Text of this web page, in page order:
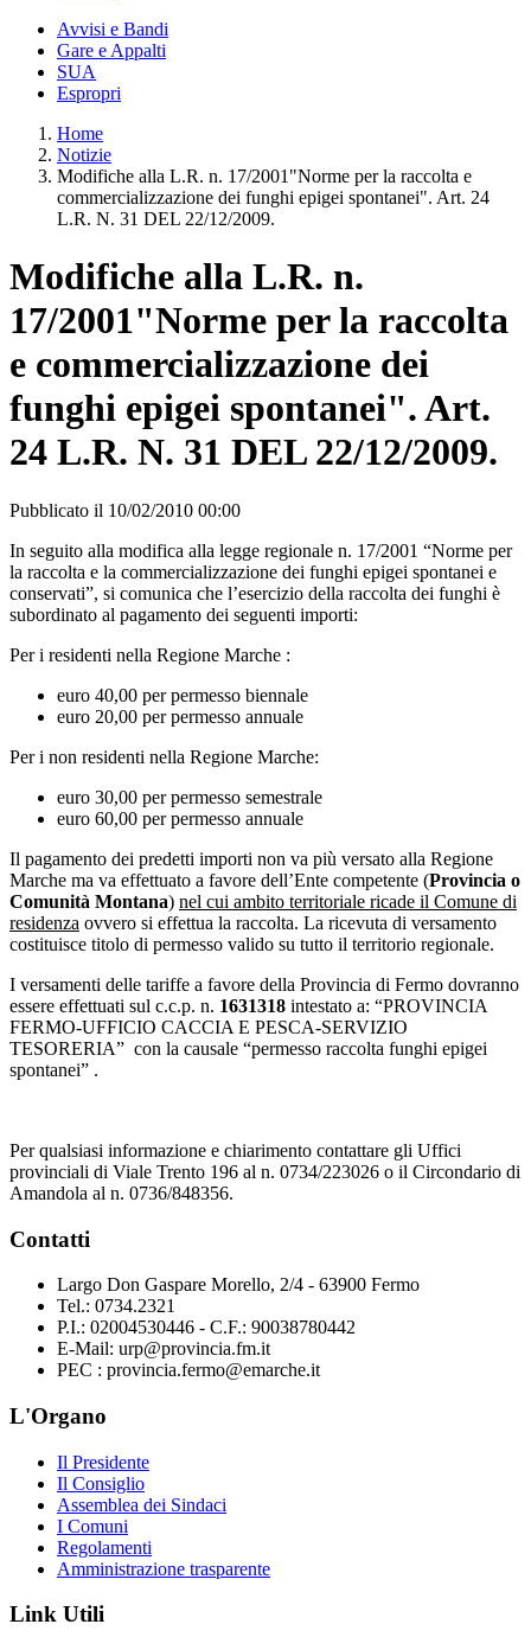
Avvisi e Bandi
Gare e Appalti
SUA
Espropri
Home
Notizie
Modifiche alla L.R. n. 17/2001"Norme per la raccolta e
commercializzazione dei funghi epigei spontanei". Art. 24
L.R. N. 31 DEL 22/12/2009.
Modifiche alla L.R. n.
17/2001"Norme per la raccolta
e commercializzazione dei
funghi epigei spontanei". Art.
24 L.R. N. 31 DEL 22/12/2009.
Pubblicato il 10/02/2010 00:00
In seguito alla modifica alla legge regionale n. 17/2001 “Norme per
la raccolta e la commercializzazione dei funghi epigei spontanei e
conservati”, si comunica che l’esercizio della raccolta dei funghi è
subordinato al pagamento dei seguenti importi:
Per i residenti nella Regione Marche :
euro 40,00 per permesso biennale
euro 20,00 per permesso annuale
Per i non residenti nella Regione Marche:
euro 30,00 per permesso semestrale
euro 60,00 per permesso annuale
Il pagamento dei predetti importi non va più versato alla Regione
Marche ma va effettuato a favore dell’Ente competente (Provincia o
Comunità Montana) nel cui ambito territoriale ricade il Comune di
residenza ovvero si effettua la raccolta. La ricevuta di versamento
costituisce titolo di permesso valido su tutto il territorio regionale.
I versamenti delle tariffe a favore della Provincia di Fermo dovranno
essere effettuati sul c.c.p. n. 1631318 intestato a: “PROVINCIA
FERMO-UFFICIO CACCIA E PESCA-SERVIZIO
TESORERIA” con la causale “permesso raccolta funghi epigei
spontanei” .
Per qualsiasi informazione e chiarimento contattare gli Uffici
provinciali di Viale Trento 196 al n. 0734/223026 o il Circondario di
Amandola al n. 0736/848356.
Contatti
Largo Don Gaspare Morello, 2/4 - 63900 Fermo
Tel.: 0734.2321
P.I.: 02004530446 - C.F.: 90038780442
E-Mail: urp@provincia.fm.it
PEC : provincia.fermo@emarche.it
L'Organo
Il Presidente
Il Consiglio
Assemblea dei Sindaci
I Comuni
Regolamenti
Amministrazione trasparente
Link Utili